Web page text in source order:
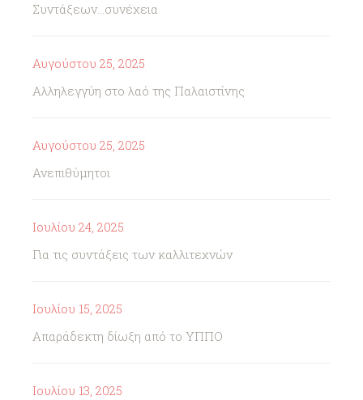
Συντάξεων...συνέχεια
Αυγούστου 25, 2025
Αλληλεγγύη στο λαό της Παλαιστίνης
Αυγούστου 25, 2025
Ανεπιθύμητοι
Ιουλίου 24, 2025
Για τις συντάξεις των καλλιτεχνών
Ιουλίου 15, 2025
Απαράδεκτη δίωξη από το ΥΠΠΟ
Ιουλίου 13, 2025